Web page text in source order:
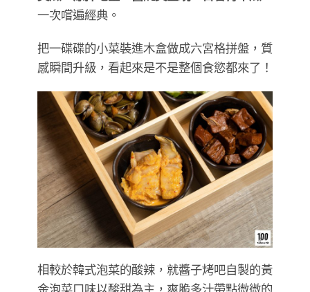
一次嚐遍經典。
把一碟碟的小菜裝進木盒做成六宮格拼盤，質
感瞬間升級，看起來是不是整個食慾都來了！
相較於韓式泡菜的酸辣，就醬子烤吧自製的黃